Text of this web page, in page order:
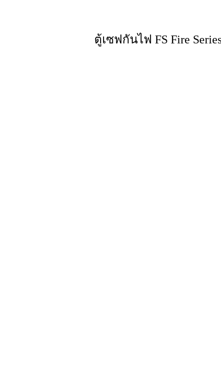
ตู้เซฟกันไฟ FS Fire